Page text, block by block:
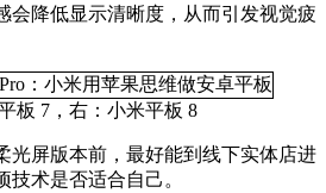
会降低显示清晰度，从而引发视觉疲
板 7，右：小米平板 8
光屏版本前，最好能到线下实体店进
术是否适合自己。